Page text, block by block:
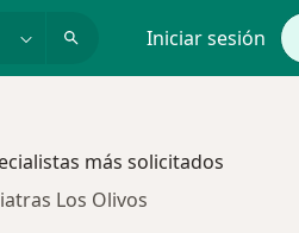
Iniciar sesión
más solicitados
Los Olivos